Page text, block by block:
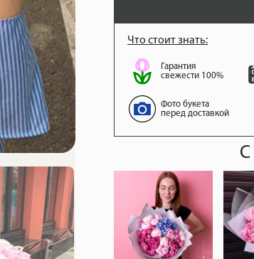
Что стоит знать:
Гарантия
свежести 100%
Фото букета
перед доставкой
С